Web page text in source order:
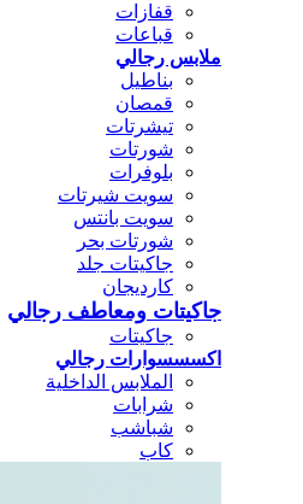
قفازات
قباعات
ملابس رجالي
بناطيل
قمصان
تيشرتات
شورتات
بلوفرات
سويت شيرتات
سويت بانتس
شورتات بحر
جاكيتات جلد
كارديجان
جاكيتات ومعاطف رجالي
جاكيتات
اكسسسوارات رجالي
الملابس الداخلية
شرابات
شباشب
كاب